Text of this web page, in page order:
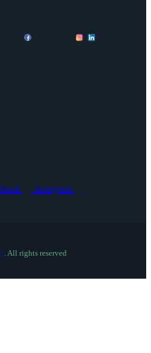
Instagram
. All rights reserved